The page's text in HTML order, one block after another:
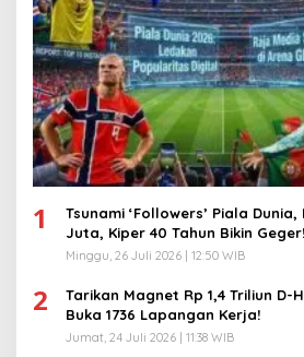
1
Tsunami ‘Followers’ Piala
Juta, Kiper 40 Tahun Bikin Geger!
Minggu, 26 Juli 2026 | 12:50 WIB
2
Tarikan Magnet Rp 1,4 Triliun D-
Buka 1736 Lapangan Kerja!
Jumat, 24 Juli 2026 | 11:38 WIB